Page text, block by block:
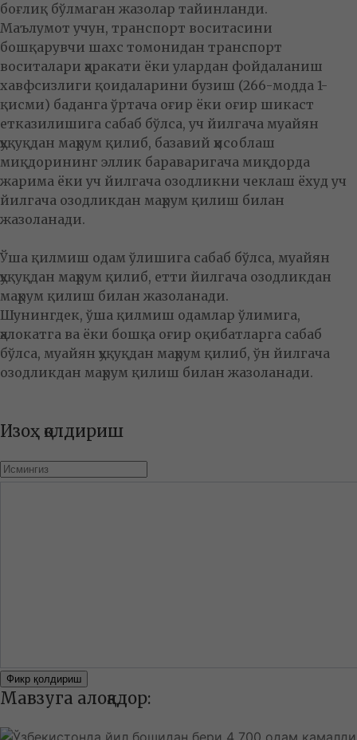
боғлиқ бўлмаган жазолар тайинланди.
Маълумот учун, транспорт воситасини
бошқарувчи шахс томонидан транспорт
воситалари ҳаракати ёки улардан фойдаланиш
хавфсизлиги қоидаларини бузиш (266-модда 1-
қисми) баданга ўртача оғир ёки оғир шикаст
етказилишига сабаб бўлса, уч йилгача муайян
ҳуқуқдан маҳрум қилиб, базавий ҳисоблаш
миқдорининг эллик бараваригача миқдорда
жарима ёки уч йилгача озодликни чеклаш ёхуд уч
йилгача озодликдан маҳрум қилиш билан
жазоланади.
Ўша қилмиш одам ўлишига сабаб бўлса, муайян
ҳуқуқдан маҳрум қилиб, етти йилгача озодликдан
маҳрум қилиш билан жазоланади.
Шунингдек, ўша қилмиш одамлар ўлимига,
ҳалокатга ва ёки бошқа оғир оқибатларга сабаб
бўлса, муайян ҳуқуқдан маҳрум қилиб, ўн йилгача
озодликдан маҳрум қилиш билан жазоланади.
Изоҳ қолдириш
Фикр қолдириш
Мавзуга алоқадор: